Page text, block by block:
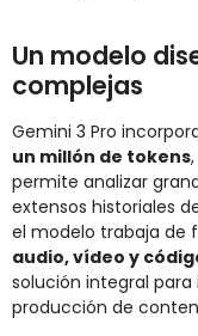
Un modelo
complejas
Gemini 3 Pro
un millón de tokens
permite analizar
extensos historiales
el modelo trabaja de
audio, vídeo y
solución integral
producción de